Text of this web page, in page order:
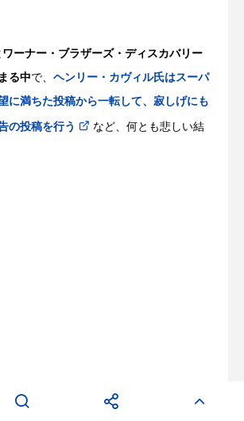
ワーナー・ブラザーズ・ディスカバリー
る中で、 ヘンリー・カヴィル氏はスーパ
に満ちた投稿から一転して、寂しげにも
の投稿を行う など、何とも悲しい結